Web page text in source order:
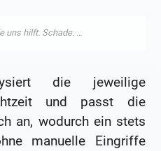
die jeweilige
und passt die
an, wodurch ein stets
manuelle Eingriffe